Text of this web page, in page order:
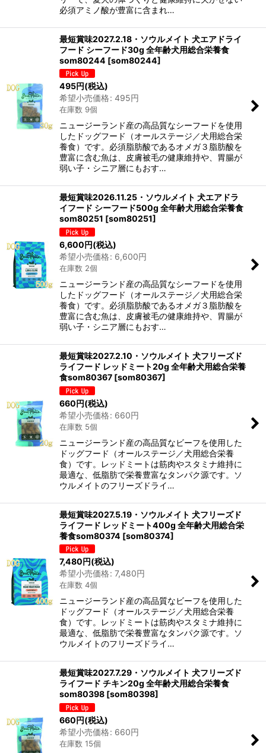
必須アミノ酸が豊富に含まれ…
最短賞味2027.2.18・ソウルメイト 犬エアドライ
フード シーフード30g 全年齢犬用総合栄養食
som80244 [som80244]
495円(税込)
希望小売価格: 495円
在庫数 9個
ニュージーランド産の高品質なシーフードを使用
したドッグフード（オールステージ／犬用総合栄
養食）です。必須脂肪酸であるオメガ３脂肪酸を
豊富に含む魚は、皮膚被毛の健康維持や、胃腸が
弱い子・シニア層にもおす…
最短賞味2026.11.25・ソウルメイト 犬エアドラ
イフード シーフード500g 全年齢犬用総合栄養食
som80251 [som80251]
6,600円(税込)
希望小売価格: 6,600円
在庫数 2個
ニュージーランド産の高品質なシーフードを使用
したドッグフード（オールステージ／犬用総合栄
養食）です。必須脂肪酸であるオメガ３脂肪酸を
豊富に含む魚は、皮膚被毛の健康維持や、胃腸が
弱い子・シニア層にもおす…
最短賞味2027.2.10・ソウルメイト 犬フリーズド
ライフード レッドミート20g 全年齢犬用総合栄養
食som80367 [som80367]
660円(税込)
希望小売価格: 660円
在庫数 5個
ニュージーランド産の高品質なビーフを使用した
ドッグフード（オールステージ／犬用総合栄養
食）です。レッドミートは筋肉やスタミナ維持に
最適な、低脂肪で栄養豊富なタンパク源です。ソ
ウルメイトのフリーズドライ…
最短賞味2027.5.19・ソウルメイト 犬フリーズド
ライフード レッドミート400g 全年齢犬用総合栄
養食som80374 [som80374]
7,480円(税込)
希望小売価格: 7,480円
在庫数 4個
ニュージーランド産の高品質なビーフを使用した
ドッグフード（オールステージ／犬用総合栄養
食）です。レッドミートは筋肉やスタミナ維持に
最適な、低脂肪で栄養豊富なタンパク源です。ソ
ウルメイトのフリーズドライ…
最短賞味2027.7.29・ソウルメイト 犬フリーズド
ライフード チキン20g 全年齢犬用総合栄養食
som80398 [som80398]
660円(税込)
希望小売価格: 660円
在庫数 15個